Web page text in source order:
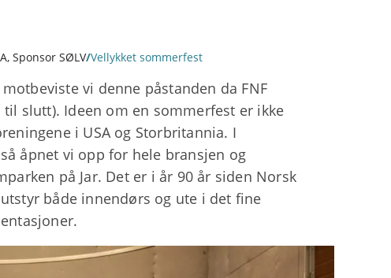
, Sponsor SØLV/Vellykket sommerfest
vi denne påstanden da FNF
slutt). Ideen om en sommerfest er ikke
i USA og Storbritannia. I
åpnet vi opp for hele bransjen og
på Jar. Det er i år 90 år siden Norsk
både innendørs og ute i det fine